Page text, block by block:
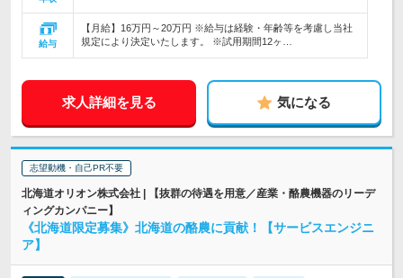
給与
【月給】16万円～20万円 ※給与は経験・年齢等を考慮し当社
規定により決定いたします。 ※試用期間12ヶ…
求人詳細を見る 気になる
志望動機・自己PR不要
北海道オリオン株式会社 | 【抜群の待遇を用意／産業・酪農機器のリーデ
ィングカンパニー】
《北海道限定募集》北海道の酪農に貢献！【サービスエンジニ
ア】